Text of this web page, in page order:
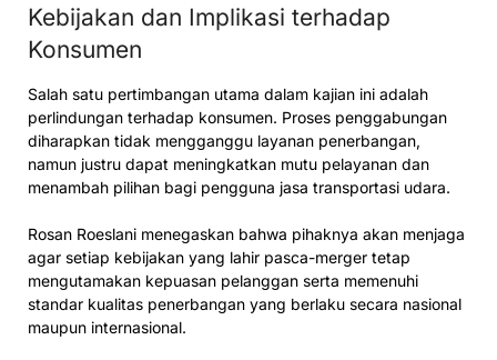
Kebijakan dan Implikasi terhadap
Konsumen
Salah satu pertimbangan utama dalam kajian ini adalah
perlindungan terhadap konsumen. Proses penggabungan
diharapkan tidak mengganggu layanan penerbangan,
namun justru dapat meningkatkan mutu pelayanan dan
menambah pilihan bagi pengguna jasa transportasi udara.
Rosan Roeslani menegaskan bahwa pihaknya akan menjaga
agar setiap kebijakan yang lahir pasca-merger tetap
mengutamakan kepuasan pelanggan serta memenuhi
standar kualitas penerbangan yang berlaku secara nasional
maupun internasional.